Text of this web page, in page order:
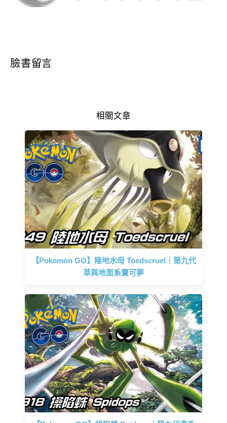
臉書留言
相關文章
【Pokemon GO】陸地水母 Toedscruel｜第九代
草與地面系寶可夢